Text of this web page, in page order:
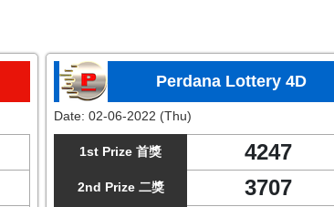
Perdana Lottery 4D
Date: 02-06-2022 (Thu)
1st Prize 首獎 4247
2nd Prize 二獎 3707